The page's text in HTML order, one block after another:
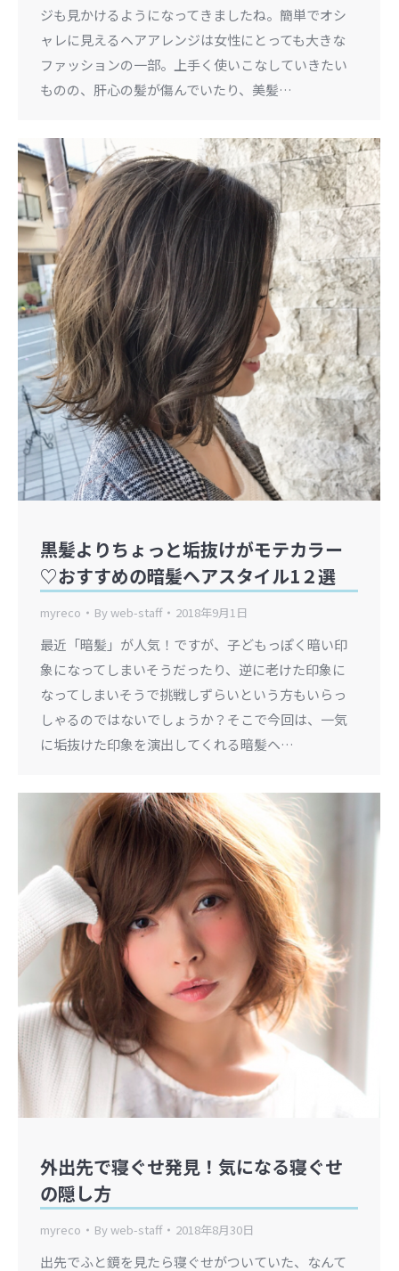
ジも見かけるようになってきましたね。簡単でオシ
ャレに見えるヘアアレンジは女性にとっても大きな
ファッションの一部。上手く使いこなしていきたい
ものの、肝心の髪が傷んでいたり、美髪…
黒髪よりちょっと垢抜けがモテカラー
♡おすすめの暗髪ヘアスタイル1２選
myreco Byweb-staff 2018年9月1日
最近「暗髪」が人気！ですが、子どもっぽく暗い印
象になってしまいそうだったり、逆に老けた印象に
なってしまいそうで挑戦しずらいという方もいらっ
しゃるのではないでしょうか？そこで今回は、一気
に垢抜けた印象を演出してくれる暗髪ヘ…
外出先で寝ぐせ発見！気になる寝ぐせ
の隠し方
myreco Byweb-staff 2018年8月30日
出先でふと鏡を見たら寝ぐせがついていた、なんて